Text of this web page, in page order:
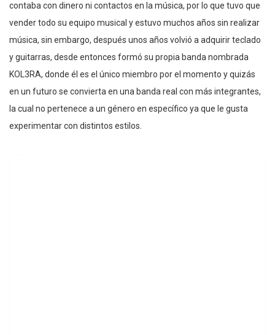
contaba con dinero ni contactos en la música, por lo que tuvo que
vender todo su equipo musical y estuvo muchos años sin realizar
música, sin embargo, después unos años volvió a adquirir teclado
y guitarras, desde entonces formó su propia banda nombrada
KOL3RA, donde él es el único miembro por el momento y quizás
en un futuro se convierta en una banda real con más integrantes,
la cual no pertenece a un género en específico ya que le gusta
experimentar con distintos estilos.